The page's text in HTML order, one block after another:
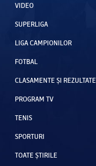
VIDEO
SUPERLIGA
LIGA CAMPIONILOR
FOTBAL
CLASAMENTE ȘI REZULTATE
PROGRAM TV
TENIS
SPORTURI
TOATE ȘTIRILE